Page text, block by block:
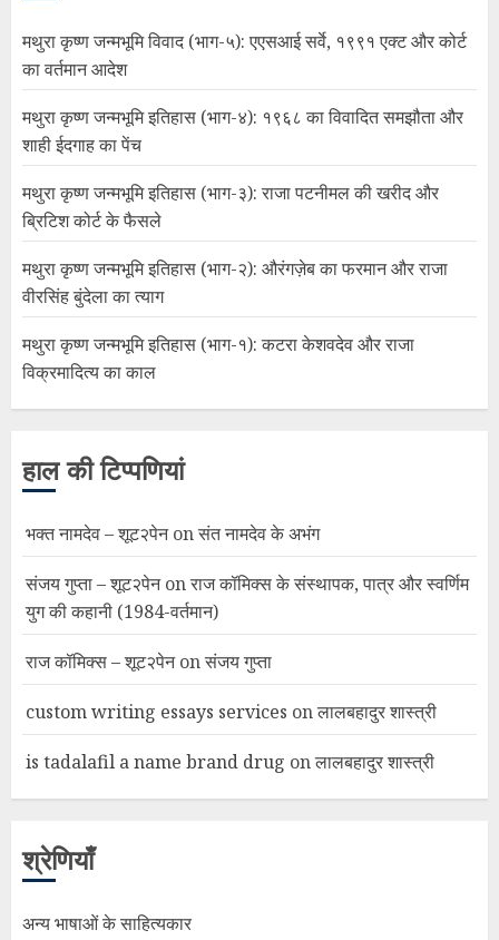
मथुरा कृष्ण जन्मभूमि विवाद (भाग-५): एएसआई सर्वे, १९९१ एक्ट और कोर्ट
का वर्तमान आदेश
मथुरा कृष्ण जन्मभूमि इतिहास (भाग-४): १९६८ का विवादित समझौता और
शाही ईदगाह का पेंच
मथुरा कृष्ण जन्मभूमि इतिहास (भाग-३): राजा पटनीमल की खरीद और
ब्रिटिश कोर्ट के फैसले
मथुरा कृष्ण जन्मभूमि इतिहास (भाग-२): औरंगज़ेब का फरमान और राजा
वीरसिंह बुंदेला का त्याग
मथुरा कृष्ण जन्मभूमि इतिहास (भाग-१): कटरा केशवदेव और राजा
विक्रमादित्य का काल
हाल की टिप्पणियां
भक्त नामदेव – शूट२पेनonसंत नामदेव के अभंग
संजय गुप्ता – शूट२पेनonराज कॉमिक्स के संस्थापक, पात्र और स्वर्णिम
युग की कहानी (1984-वर्तमान)
राज कॉमिक्स – शूट२पेनonसंजय गुप्ता
custom writing essays services onलालबहादुर शास्त्री
is tadalafil a name brand drug onलालबहादुर शास्त्री
श्रेणियाँ
अन्य भाषाओं के साहित्यकार